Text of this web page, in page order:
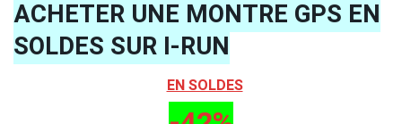
ACHETER UNE MONTRE GPS EN
SOLDES SUR I-RUN
EN SOLDES